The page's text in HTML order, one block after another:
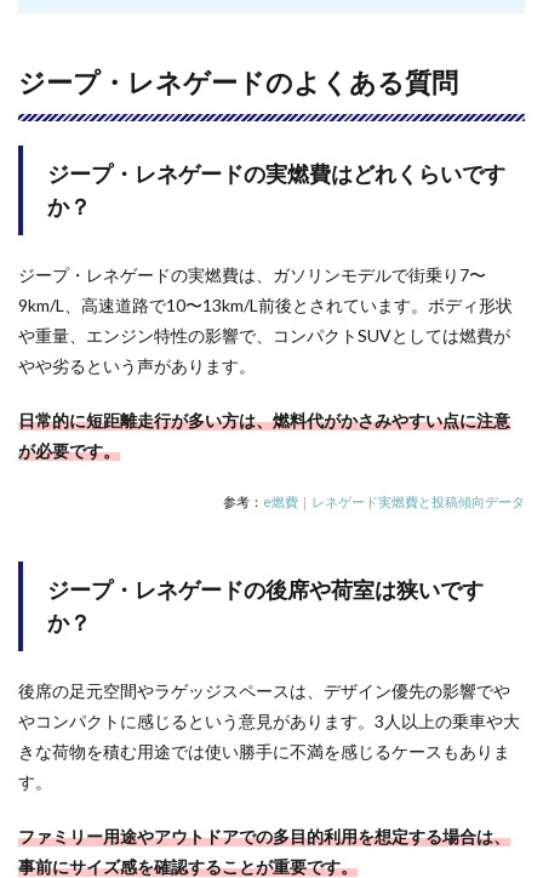
ジープ・レネゲードのよくある質問
ジープ・レネゲードの実燃費はどれくらいです
か？
ジープ・レネゲードの実燃費は、ガソリンモデルで街乗り7〜
9km/L、高速道路で10〜13km/L前後とされています。ボディ形状
や重量、エンジン特性の影響で、コンパクトSUVとしては燃費が
やや劣るという声があります。
日常的に短距離走行が多い方は、燃料代がかさみやすい点に注意
が必要です。
参考： e燃費｜レネゲード実燃費と投稿傾向データ
ジープ・レネゲードの後席や荷室は狭いです
か？
後席の足元空間やラゲッジスペースは、デザイン優先の影響でや
やコンパクトに感じるという意見があります。3人以上の乗車や大
きな荷物を積む用途では使い勝手に不満を感じるケースもありま
す。
ファミリー用途やアウトドアでの多目的利用を想定する場合は、
事前にサイズ感を確認することが重要です。